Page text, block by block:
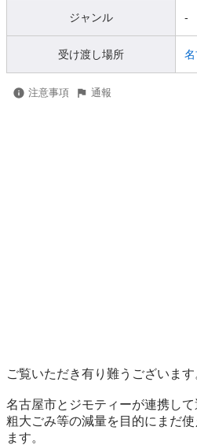
ジャンル -
受け渡し場所
注意事項 通報
ご覧いただき有り難うございます
名古屋市とジモティーが連携して
粗⼤ごみ等の減量を⽬的にまだ
ます。